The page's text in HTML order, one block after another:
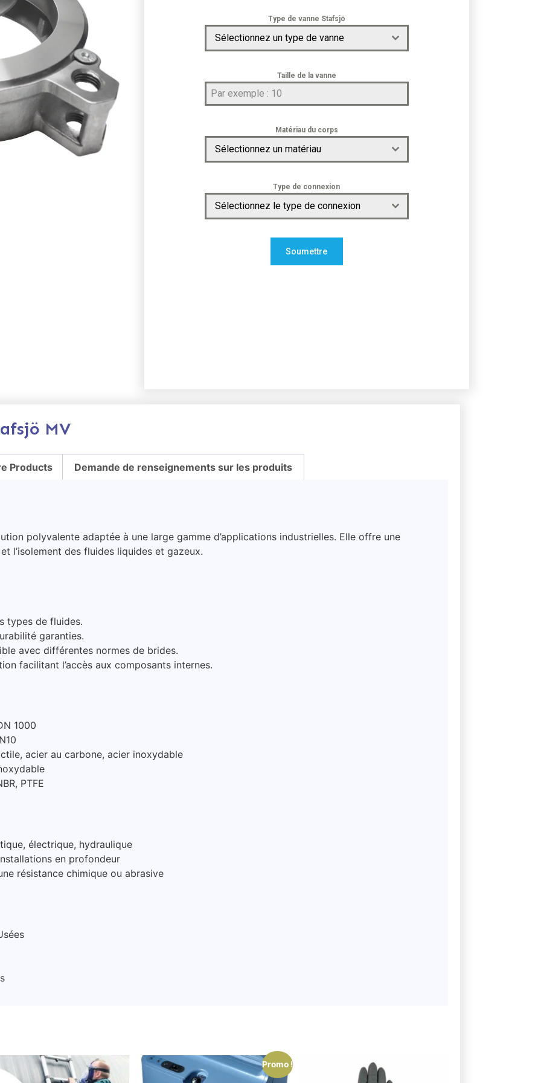
Type de vanne Stafsjö
Sélectionnez un type de vanne
Taille de la vanne
Matériau du corps
Sélectionnez un matériau
Type de connexion
Sélectionnez le type de connexion
Soumettre
MV
Products Demande de renseignements sur les produits
polyvalente adaptée à une large gamme d’applications industrielles. Elle offre une
l’isolement des fluides liquides et gazeux.
types de fluides.
garanties.
avec différentes normes de brides.
facilitant l’accès aux composants internes.
1000
acier au carbone, acier inoxydable
PTFE
électrique, hydraulique
en profondeur
résistance chimique ou abrasive
Promo !